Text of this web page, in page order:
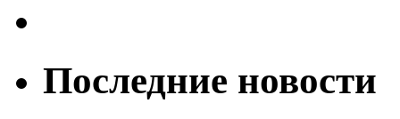
Последние новости